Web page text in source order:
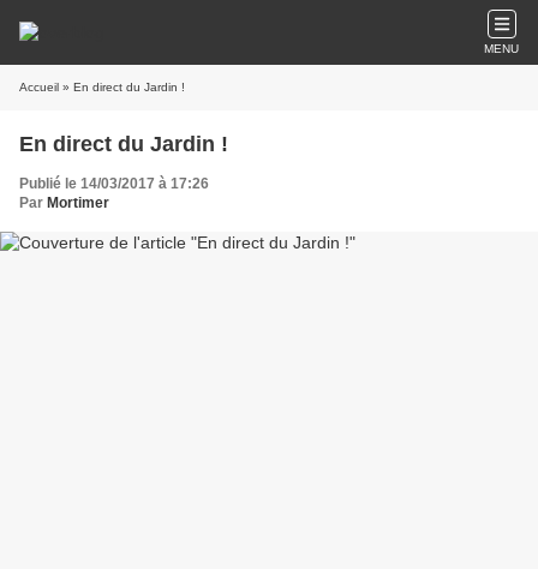
MENU
Accueil » En direct du Jardin !
En direct du Jardin !
Publié le 14/03/2017 à 17:26
Par Mortimer